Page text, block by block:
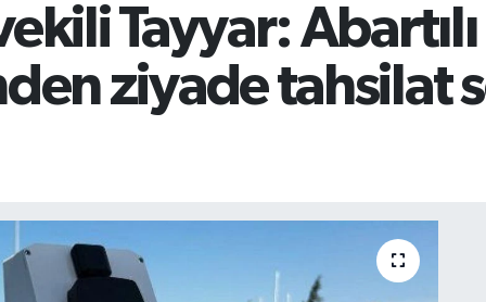
Tayyar:
ziyade tahsilat